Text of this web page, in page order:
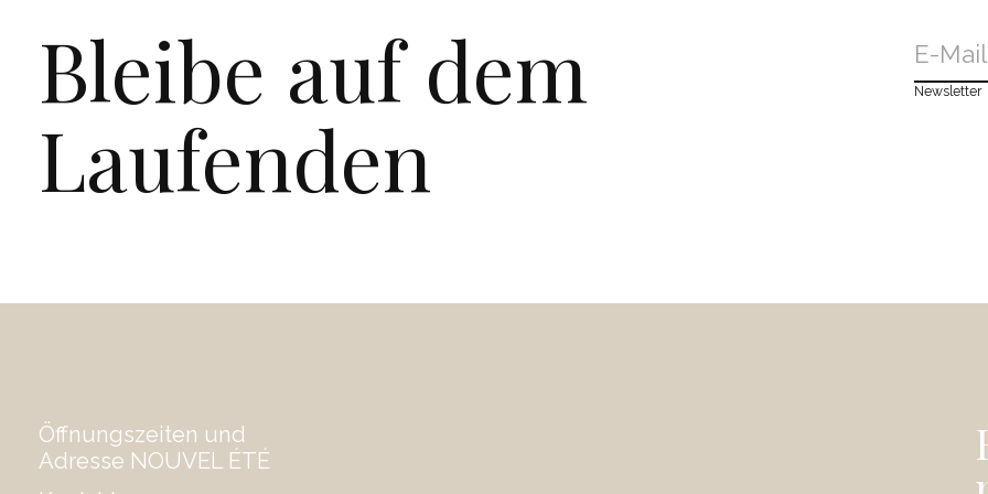
Bleibe auf dem
Laufenden
Newsletter
Öffnungszeiten und
Adresse NOUVEL ÉTÉ